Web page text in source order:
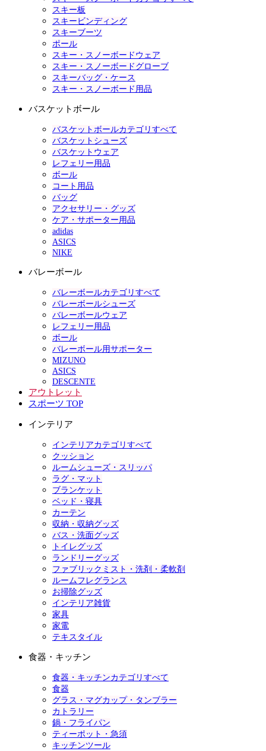
スキー板
スキービンディング
スキーブーツ
ポール
スキー・スノーボードウェア
スキー・スノーボードグローブ
スキーバッグ・ケース
スキー・スノーボード用品
バスケットボール
バスケットボールカテゴリすべて
バスケットシューズ
バスケットウェア
レフェリー用品
ボール
コート用品
バッグ
アクセサリー・グッズ
ケア・サポーター用品
adidas
ASICS
NIKE
バレーボール
バレーボールカテゴリすべて
バレーボールシューズ
バレーボールウェア
レフェリー用品
ボール
バレーボール用サポーター
MIZUNO
ASICS
DESCENTE
アウトレット
スポーツ TOP
インテリア
インテリアカテゴリすべて
クッション
ルームシューズ・スリッパ
ラグ・マット
ブランケット
ベッド・寝具
カーテン
収納・収納グッズ
バス・洗面グッズ
トイレグッズ
ランドリーグッズ
ファブリックミスト・洗剤・柔軟剤
ルームフレグランス
お掃除グッズ
インテリア雑貨
家具
家電
テキスタイル
食器・キッチン
食器・キッチンカテゴリすべて
食器
グラス・マグカップ・タンブラー
カトラリー
鍋・フライパン
ティーポット・急須
キッチンツール